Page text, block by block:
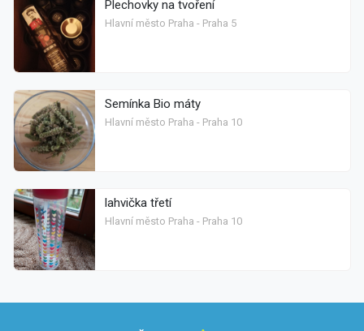
Plechovky na tvoření
Hlavní město Praha - Praha 5
Semínka Bio máty
Hlavní město Praha - Praha 10
lahvička třetí
Hlavní město Praha - Praha 10